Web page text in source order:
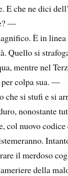
E che ne dici
—
È in linea
Quello si
mentre nel
per colpa sua. —
si stufi e si
nonostante
col nuovo codice
il merdoso
della